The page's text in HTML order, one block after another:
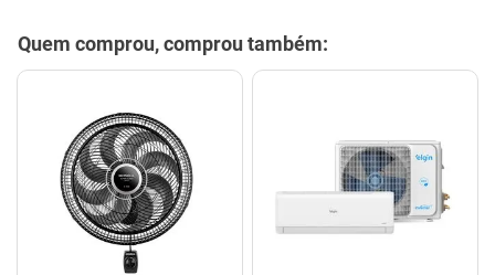
Quem comprou, comprou também: